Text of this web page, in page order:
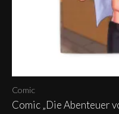
Comic
Comic „Die Abenteuer